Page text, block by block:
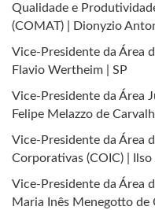
Qualidade e
(COMAT) | Dionyzio
Vice-Presidente da Área
Flavio Wertheim | SP
Vice-Presidente da Área
Felipe Melazzo de
Vice-Presidente da Área
Corporativas (COIC) |
Vice-Presidente da Área
Maria Inês Menegotto de